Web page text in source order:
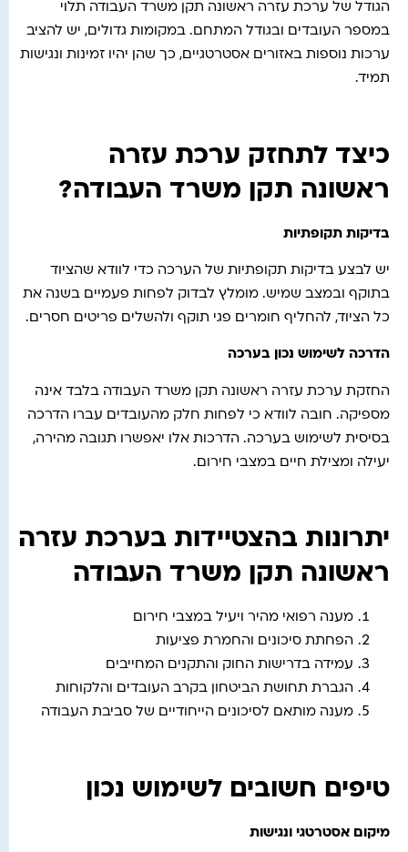
הגודל של ערכת עזרה ראשונה תקן משרד העבודה תלוי
במספר העובדים ובגודל המתחם. במקומות גדולים, יש להציב
ערכות נוספות באזורים אסטרטגיים, כך שהן יהיו זמינות ונגישות
תמיד.
כיצד לתחזק ערכת עזרה
ראשונה תקן משרד העבודה?
בדיקות תקופתיות
יש לבצע בדיקות תקופתיות של הערכה כדי לוודא שהציוד
בתוקף ובמצב שמיש. מומלץ לבדוק לפחות פעמיים בשנה את
כל הציוד, להחליף חומרים פגי תוקף ולהשלים פריטים חסרים.
הדרכה לשימוש נכון בערכה
החזקת ערכת עזרה ראשונה תקן משרד העבודה בלבד אינה
מספיקה. חובה לוודא כי לפחות חלק מהעובדים עברו הדרכה
בסיסית לשימוש בערכה. הדרכות אלו יאפשרו תגובה מהירה,
יעילה ומצילת חיים במצבי חירום.
יתרונות בהצטיידות בערכת עזרה
ראשונה תקן משרד העבודה
מענה רפואי מהיר ויעיל במצבי חירום
הפחתת סיכונים והחמרת פציעות
עמידה בדרישות החוק והתקנים המחייבים
הגברת תחושת הביטחון בקרב העובדים והלקוחות
מענה מותאם לסיכונים הייחודיים של סביבת העבודה
טיפים חשובים לשימוש נכון
מיקום אסטרטגי ונגישות